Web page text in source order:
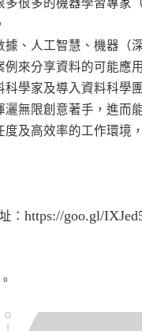
很多的機器學習專家
、人工智慧、機器（
來分享資料的可能應
學家及導入資料科學
無限創意著手，進而
及高效率的工作環境
：https://goo.gl/